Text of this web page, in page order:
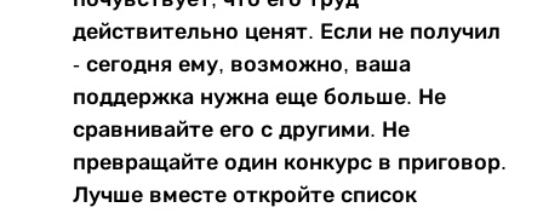
действительно ценят. Если не получил
- сегодня ему, возможно, ваша
поддержка нужна еще больше. Не
сравнивайте его с другими. Не
превращайте один конкурс в приговор.
Лучше вместе откройте список